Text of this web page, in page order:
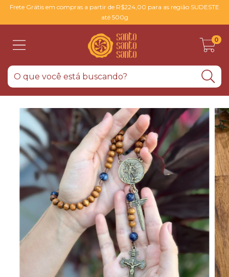
Frete Grátis em compras a partir de R$224,00 para as região SUDESTE
até 500g
0